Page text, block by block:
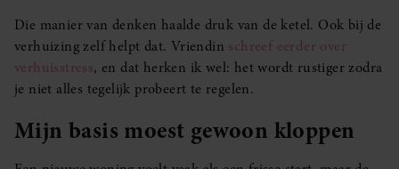
Die manier van denken haalde druk van de ketel. Ook bij de
verhuizing zelf helpt dat. Vriendin schreef eerder over
verhuisstress, en dat herken ik wel: het wordt rustiger zodra
je niet alles tegelijk probeert te regelen.
Mijn basis moest gewoon kloppen